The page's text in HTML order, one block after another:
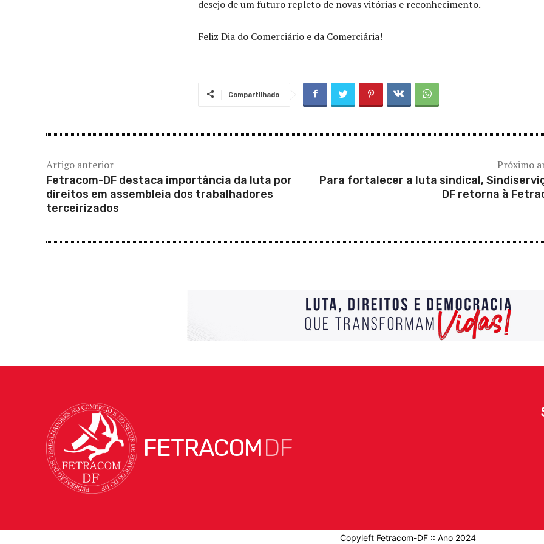
desejo de um futuro repleto de novas vitórias e reconhecimento.
Feliz Dia do Comerciário e da Comerciária!
Compartilhado
Artigo anterior
Fetracom-DF destaca importância da luta por
direitos em assembleia dos trabalhadores
terceirizados
Próximo
Para fortalecer a luta sindical,
DF retorna à
FETRACOMDF
Copyleft Fetracom-DF :: Ano 2024